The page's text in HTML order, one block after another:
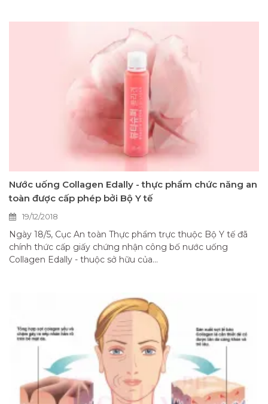
Nước uống Collagen Edally - thực phẩm chức năng an
toàn được cấp phép bởi Bộ Y tế
19/12/2018
Ngày 18/5, Cục An toàn Thực phẩm trực thuộc Bộ Y tế đã
chính thức cấp giấy chứng nhận công bố nước uống
Collagen Edally - thuộc sở hữu của...